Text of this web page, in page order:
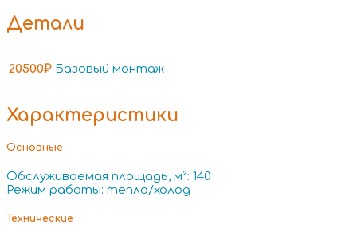
Детали
20500₽ Базовый монтаж
Характеристики
Основные
Обслуживаемая площадь, м²: 140
Режим работы: тепло/холод
Технические